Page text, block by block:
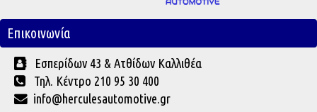
Επικοινωνία
Εσπερίδων 43 & Ατθίδων Καλλιθέα
Τηλ. Κέντρο 210 95 30 400
info@herculesautomotive.gr